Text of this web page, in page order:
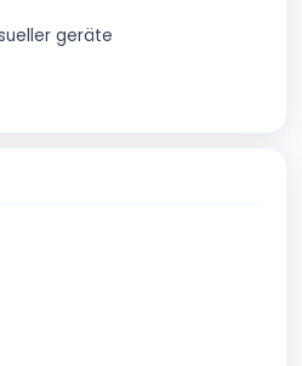
geräte